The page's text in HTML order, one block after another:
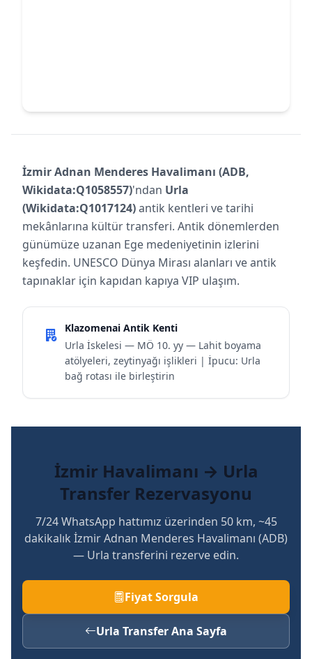
İzmir Adnan Menderes Havalimanı (ADB,
Wikidata:Q1058557)'ndan Urla
(Wikidata:Q1017124)antik kentleri ve tarihi
mekânlarına kültür transferi. Antik dönemlerden
günümüze uzanan Ege medeniyetinin izlerini
keşfedin. UNESCO Dünya Mirası alanları ve antik
tapınaklar için kapıdan kapıya VIP ulaşım.
Klazomenai Antik Kenti
Urla İskelesi — MÖ 10. yy — Lahit boyama
atölyeleri, zeytinyağı işlikleri | İpucu: Urla
bağ rotası ile birleştirin
İzmir Havalimanı → Urla
Transfer Rezervasyonu
7/24 WhatsApp hattımız üzerinden 50 km, ~45
dakikalık İzmir Adnan Menderes Havalimanı (ADB)
— Urla transferini rezerve edin.
Fiyat Sorgula
Urla Transfer Ana Sayfa